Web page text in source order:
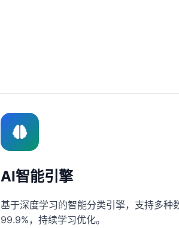
AI智能引擎
基于深度学习的智能分类引擎，支持多种
99.9%，持续学习优化。